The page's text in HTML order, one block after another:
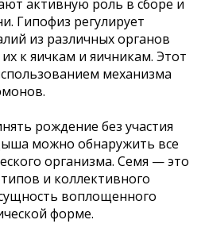
активную роль в сборе и
Гипофиз регулирует
из различных органов
к яичкам и яичникам. Этот
механизма
рождение без участия
можно обнаружить все
организма. Семя — это
и коллективного
воплощенного
форме.